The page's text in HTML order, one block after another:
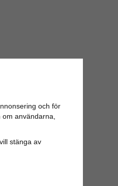
och för
användarna,
stänga av